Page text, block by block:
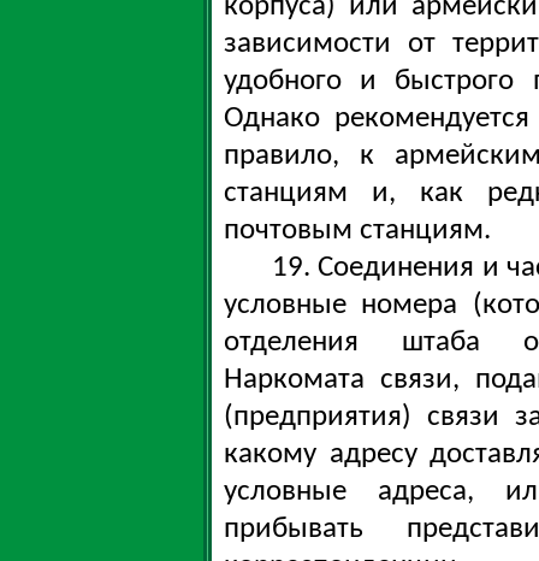
корпуса) или
зависимости от
удобного и быстрого
Однако
правило, к
станциям и, как
почтовым станциям.
19. Соединения и
условные номера
отделения штаба
Наркомата связи,
(предприятия) связи
какому адресу
условные адреса,
прибывать